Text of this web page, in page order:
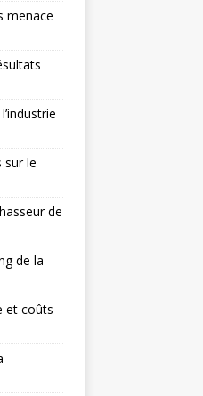
menace
sur le
de
de la
et coûts